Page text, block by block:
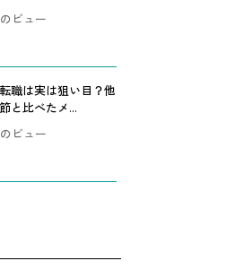
ビュー
職は実は狙い目？他
と比べたメ...
ビュー